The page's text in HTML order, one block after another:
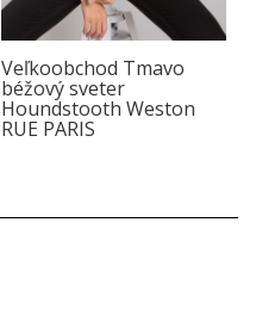
Veľkoobchod Tmavo
béžový sveter
Houndstooth Weston
RUE PARIS